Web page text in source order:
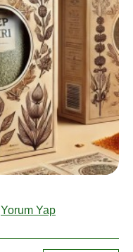
Yorum Yap